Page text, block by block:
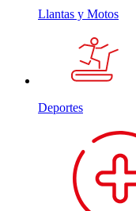
Llantas y Motos
Deportes